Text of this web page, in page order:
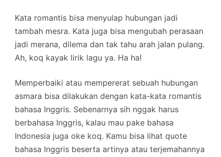
Kata romantis bisa menyulap hubungan jadi
tambah mesra. Kata juga bisa mengubah perasaan
jadi merana, dilema dan tak tahu arah jalan pulang.
Ah, koq kayak lirik lagu ya. Ha ha!
Memperbaiki atau mempererat sebuah hubungan
asmara bisa dilakukan dengan kata-kata romantis
bahasa Inggris. Sebenarnya sih nggak harus
berbahasa Inggris, kalau mau pake bahasa
Indonesia juga oke koq. Kamu bisa lihat quote
bahasa Inggris beserta artinya atau terjemahannya